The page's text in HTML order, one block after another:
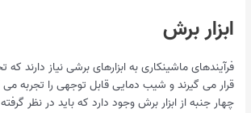
ابزار برش
فرآیندهای ماشینکاری به ابزارهای برشی نیاز دارند
قرار می گیرند و شیب دمایی قابل توجهی را تجربه
چهار جنبه از ابزار برش وجود دارد که باید در نظر